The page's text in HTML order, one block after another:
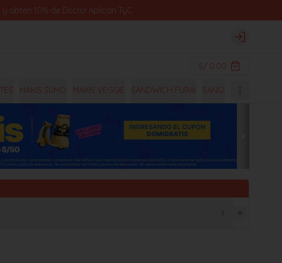
y obtén 10% de Dscto! Aplican TyC.
Login
S/ 0.00
MAKIS SUMO MAKIS VEGGIE SANDWICH FURAI SANGUCHES